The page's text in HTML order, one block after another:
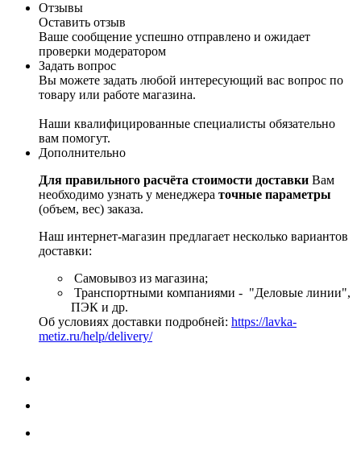
Отзывы
Оставить отзыв
Ваше сообщение успешно отправлено и ожидает
проверки модератором
Задать вопрос
Вы можете задать любой интересующий вас вопрос по
товару или работе магазина.
Наши квалифицированные специалисты обязательно
вам помогут.
Дополнительно
Для правильного расчёта стоимости доставки Вам
необходимо узнать у менеджера точные параметры
(объем, вес) заказа.
Наш интернет-магазин предлагает несколько вариантов
доставки:
Самовывоз из магазина;
Транспортными компаниями - "Деловые линии",
ПЭК и др.
Об условиях доставки подробней: https://lavka-
metiz.ru/help/delivery/